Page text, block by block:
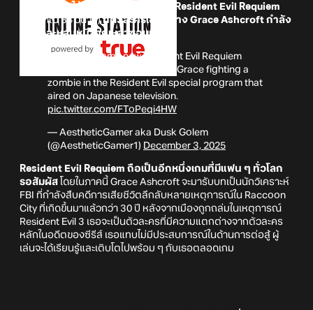
เปิดเผยให้เห็นเกมเพลย์ใหม่ของ Resident Evil Requiem
(ประมาณ 34 วินาที)ที่ตัวละครเอกอย่าง Grace Ashcroft กำลัง
ต่อสู้และหลบหนีจากเหล่าซอมบี้อยู่
There was some new Resident Evil Requiem
gameplay of a new area with Grace fighting a
zombie in the Resident Evil special program that
aired on Japanese television.
pic.twitter.com/FToPeqi4HW
— AestheticGamer aka Dusk Golem
(@AestheticGamer1) December 3, 2025
Resident Evil Requiem ถือเป็นอีกหนึ่งเกมที่มีแฟน ๆ ทั่วโลก
รอสัมผัส โดยในภาคนี้ Grace Ashcroft จะมารับบทเป็นนักวิเคราะห์
FBI ที่กำลังสืบคดีการเสียชีวิตลึกลับหลายเหตุการณ์ใน Raccoon
City ที่เกิดขึ้นมาแล้วกว่า 30 ปี หลังจากเมืองถูกถล่มในเหตุการณ์
Resident Evil 3 เธอจะเป็นตัวละครที่มีความแตกต่างจากตัวละคร
หลักในอดีตของซีรีส์ เธอแทบไม่มีประสบการณ์ในด้านการต่อสู้ ผู้
เล่นจะได้เรียนรู้และเติบโตไปพร้อม ๆ กับเธอตลอดเกม